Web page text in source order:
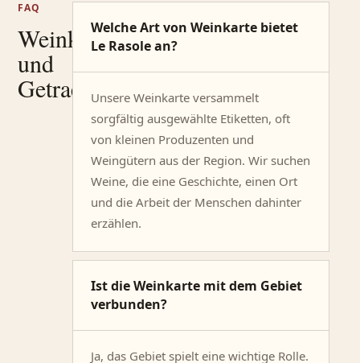
FAQ
Weinkarte
und
Getraenke.
Welche Art von Weinkarte bietet
Le Rasole an?
Unsere Weinkarte versammelt
sorgfältig ausgewählte Etiketten, oft
von kleinen Produzenten und
Weingütern aus der Region. Wir suchen
Weine, die eine Geschichte, einen Ort
und die Arbeit der Menschen dahinter
erzählen.
Ist die Weinkarte mit dem Gebiet
verbunden?
Ja, das Gebiet spielt eine wichtige Rolle.